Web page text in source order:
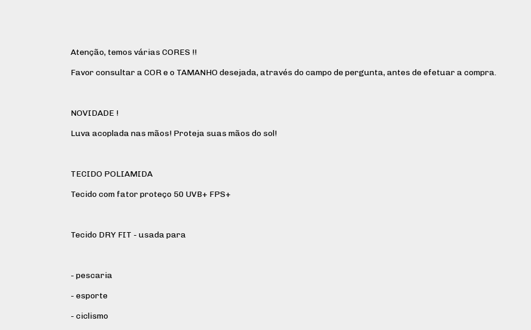
Atenção, temos várias CORES !!
Favor consultar a COR e o TAMANHO desejada, através do campo de pergunta, antes de efetuar a compra.
NOVIDADE !
Luva acoplada nas mãos! Proteja suas mãos do sol!
TECIDO POLIAMIDA
Tecido com fator proteço 50 UVB+ FPS+
Tecido DRY FIT - usada para
- pescaria
- esporte
- ciclismo